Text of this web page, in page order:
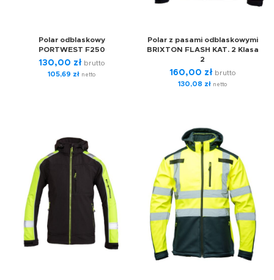
Polar odblaskowy
PORTWEST F250
130,00 zł brutto
105,69 zł netto
Polar z pasami odblaskowymi
BRIXTON FLASH KAT. 2 Klasa
2
160,00 zł brutto
130,08 zł netto